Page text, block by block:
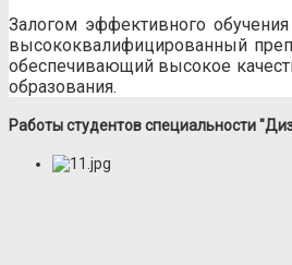
Залогом эффективного
высококвалифицированный
обеспечивающий высокое
образования.
Работы студентов специальности